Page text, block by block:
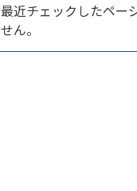
最近チェックしたペー
せん。